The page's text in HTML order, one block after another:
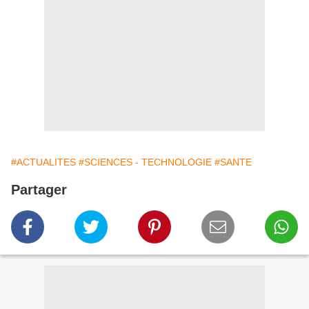
#ACTUALITES #SCIENCES - TECHNOLOGIE #SANTE
Partager